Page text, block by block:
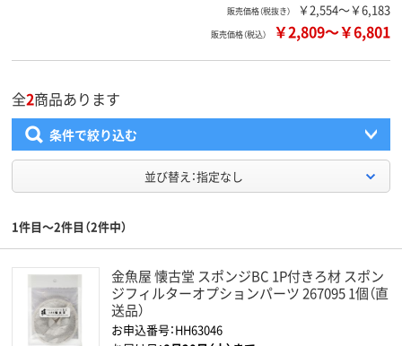
販売価格（税抜き） ￥2,554～￥6,183
販売価格（税込） ￥2,809～￥6,801
全2商品あります
条件で絞り込む
並び替え：指定なし
1件目～2件目（2件中）
金魚屋 懐古堂 スポンジBC 1P付きろ材 スポン
ジフィルターオプションパーツ 267095 1個（直
送品）
お申込番号：HH63046